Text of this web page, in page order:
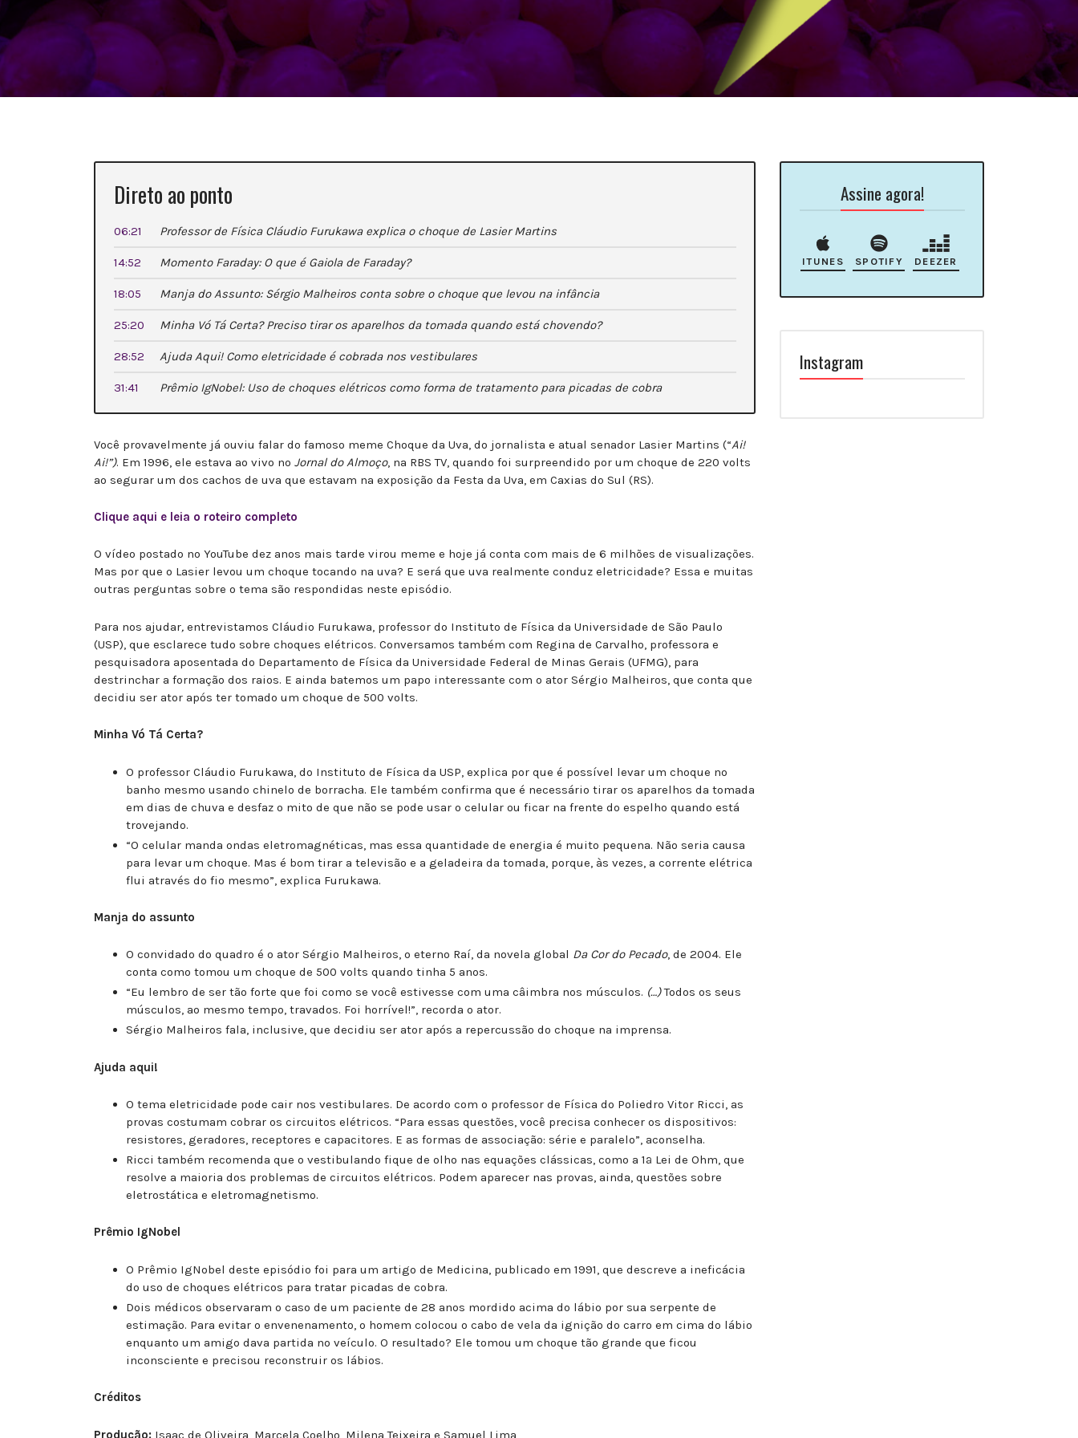
Direto ao ponto
06:21 Professor de Física Cláudio Furukawa explica o choque de Lasier Martins
14:52 Momento Faraday: O que é Gaiola de Faraday?
18:05 Manja do Assunto: Sérgio Malheiros conta sobre o choque que levou na infância
25:20 Minha Vó Tá Certa? Preciso tirar os aparelhos da tomada quando está chovendo?
28:52 Ajuda Aqui! Como eletricidade é cobrada nos vestibulares
31:41 Prêmio IgNobel: Uso de choques elétricos como forma de tratamento para picadas de cobra
Você provavelmente já ouviu falar do famoso meme Choque da Uva, do jornalista e atual senador Lasier Martins (“Ai!
Ai!”). Em 1996, ele estava ao vivo no Jornal do Almoço, na RBS TV, quando foi surpreendido por um choque de 220 volts
ao segurar um dos cachos de uva que estavam na exposição da Festa da Uva, em Caxias do Sul (RS).
Clique aqui e leia o roteiro completo
O vídeo postado no YouTube dez anos mais tarde virou meme e hoje já conta com mais de 6 milhões de visualizações.
Mas por que o Lasier levou um choque tocando na uva? E será que uva realmente conduz eletricidade? Essa e muitas
outras perguntas sobre o tema são respondidas neste episódio.
Para nos ajudar, entrevistamos Cláudio Furukawa, professor do Instituto de Física da Universidade de São Paulo
(USP), que esclarece tudo sobre choques elétricos. Conversamos também com Regina de Carvalho, professora e
pesquisadora aposentada do Departamento de Física da Universidade Federal de Minas Gerais (UFMG), para
destrinchar a formação dos raios. E ainda batemos um papo interessante com o ator Sérgio Malheiros, que conta que
decidiu ser ator após ter tomado um choque de 500 volts.
Minha Vó Tá Certa?
O professor Cláudio Furukawa, do Instituto de Física da USP, explica por que é possível levar um choque no
banho mesmo usando chinelo de borracha. Ele também confirma que é necessário tirar os aparelhos da tomada
em dias de chuva e desfaz o mito de que não se pode usar o celular ou ficar na frente do espelho quando está
trovejando.
“O celular manda ondas eletromagnéticas, mas essa quantidade de energia é muito pequena. Não seria causa
para levar um choque. Mas é bom tirar a televisão e a geladeira da tomada, porque, às vezes, a corrente elétrica
flui através do fio mesmo”, explica Furukawa.
Manja do assunto
O convidado do quadro é o ator Sérgio Malheiros, o eterno Raí, da novela global Da Cor do Pecado, de 2004. Ele
conta como tomou um choque de 500 volts quando tinha 5 anos.
“Eu lembro de ser tão forte que foi como se você estivesse com uma câimbra nos músculos. (…)Todos os seus
músculos, ao mesmo tempo, travados. Foi horrível!”, recorda o ator.
Sérgio Malheiros fala, inclusive, que decidiu ser ator após a repercussão do choque na imprensa.
Ajuda aqui!
O tema eletricidade pode cair nos vestibulares. De acordo com o professor de Física do Poliedro Vitor Ricci, as
provas costumam cobrar os circuitos elétricos. “Para essas questões, você precisa conhecer os dispositivos:
resistores, geradores, receptores e capacitores. E as formas de associação: série e paralelo”, aconselha.
Ricci também recomenda que o vestibulando fique de olho nas equações clássicas, como a 1ª Lei de Ohm, que
resolve a maioria dos problemas de circuitos elétricos. Podem aparecer nas provas, ainda, questões sobre
eletrostática e eletromagnetismo.
Prêmio IgNobel
O Prêmio IgNobel deste episódio foi para um artigo de Medicina, publicado em 1991, que descreve a ineficácia
do uso de choques elétricos para tratar picadas de cobra.
Dois médicos observaram o caso de um paciente de 28 anos mordido acima do lábio por sua serpente de
estimação. Para evitar o envenenamento, o homem colocou o cabo de vela da ignição do carro em cima do lábio
enquanto um amigo dava partida no veículo. O resultado? Ele tomou um choque tão grande que ficou
inconsciente e precisou reconstruir os lábios.
Créditos
Produção: Isaac de Oliveira, Marcela Coelho, Milena Teixeira e Samuel Lima
Assine agora!
ITUNES SPOTIFY DEEZER
Instagram